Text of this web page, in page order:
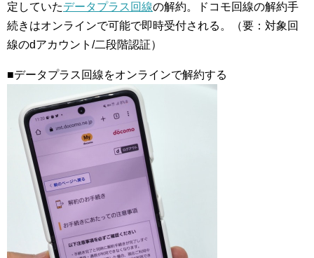
定していたデータプラス回線の解約。ドコモ回線の解約手
続きはオンラインで可能で即時受付される。（要：対象回
線のdアカウント/二段階認証）
■データプラス回線をオンラインで解約する